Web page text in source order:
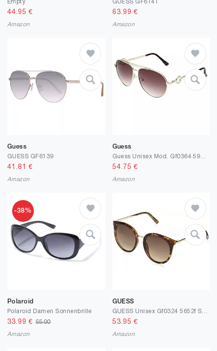
Empty
44.95 €
Amazon
GUESS GF6141
63.99 €
Amazon
Guess
GUESS GF6139
41.81 €
Amazon
Guess
54.75 €
Amazon
-38%
Polaroid
Polaroid Damen Sonnenbrille
33.99 €55.00
Amazon
GUESS
53.95 €
Amazon